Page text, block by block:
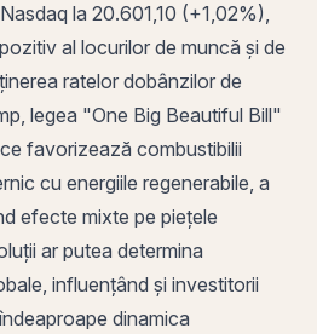
Nasdaq la 20.601,10 (+1,02%),
al locurilor de muncă și de
ratelor dobânzilor de
legea "One Big Beautiful Bill"
favorizează combustibilii
cu energiile regenerabile, a
efecte mixte pe piețele
ar putea determina
influențând și investitorii
dinamica